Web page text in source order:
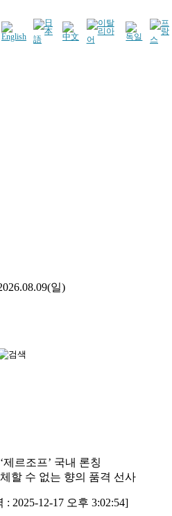
일)
르조프’ 국내 론칭
할 수 없는 향의 품격 선사
: 2025-12-17 오후 3:02:54]